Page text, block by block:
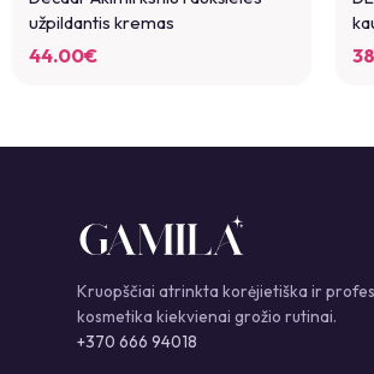
užpildantis kremas
44.00€
Kruopščiai atrinkta korėjietiška ir
kosmetika kiekvienai grožio rutinai.
+370 666 94018